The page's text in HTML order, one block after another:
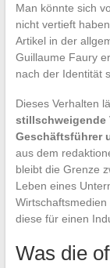
Man könnte sich
nicht vertieft
Artikel in der
Guillaume Faury
nach der Identität
Dieses Verhalten
stillschweigende
Geschäftsführer
aus dem
bleibt die Grenze
Leben eines
diese für einen
Was die